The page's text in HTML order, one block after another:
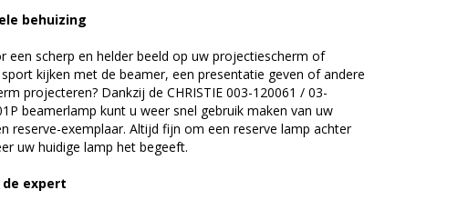
behuizing
een scherp en helder beeld op uw projectiescherm of
kijken met de beamer, een presentatie geven of andere
projecteren? Dankzij de CHRISTIE 003-120061 / 03-
beamerlamp kunt u weer snel gebruik maken van uw
reserve-exemplaar. Altijd fijn om een reserve lamp achter
uw huidige lamp het begeeft.
expert